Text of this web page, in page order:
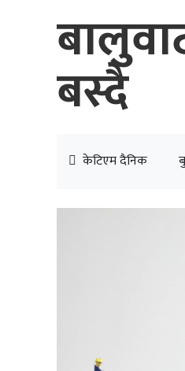
बस्दै
केटिएम दैनिक